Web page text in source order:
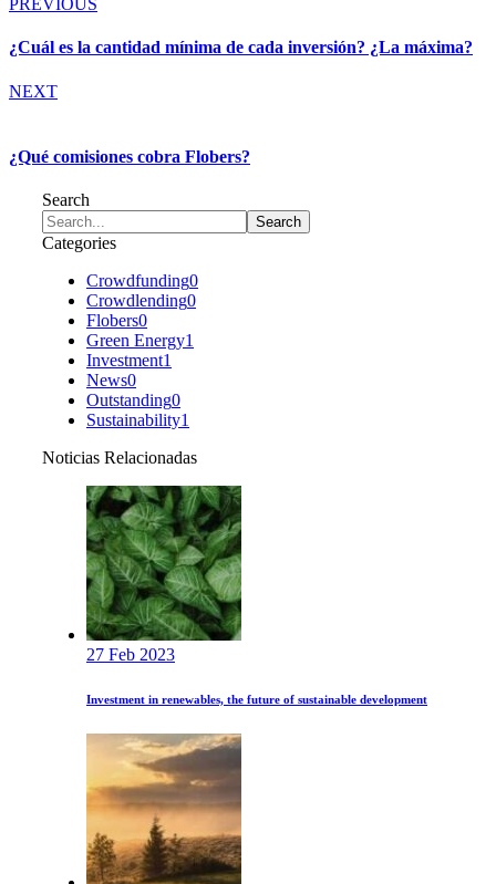
PREVIOUS
¿Cuál es la cantidad mínima de cada inversión? ¿La máxima?
NEXT
¿Qué comisiones cobra Flobers?
Search
Categories
Crowdfunding0
Crowdlending0
Flobers0
Green Energy1
Investment1
News0
Outstanding0
Sustainability1
Noticias Relacionadas
27 Feb 2023
Investment in renewables, the future of sustainable development